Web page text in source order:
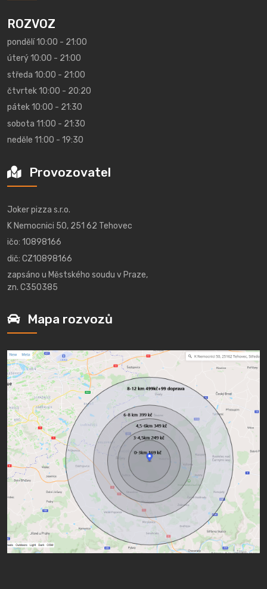
ROZVOZ
pondělí 10:00 - 21:00
úterý 10:00 - 21:00
středa 10:00 - 21:00
čtvrtek 10:00 - 20:20
pátek 10:00 - 21:30
sobota 11:00 - 21:30
neděle 11:00 - 19:30
Provozovatel
Joker pizza s.r.o.
K Nemocnici 50, 251 62 Tehovec
ičo: 10898166
dič: CZ10898166
zapsáno u Městského soudu v Praze,
zn. C350385
Mapa rozvozů